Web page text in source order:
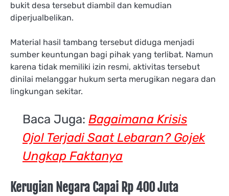
bukit desa tersebut diambil dan kemudian
diperjualbelikan.
Material hasil tambang tersebut diduga menjadi
sumber keuntungan bagi pihak yang terlibat. Namun
karena tidak memiliki izin resmi, aktivitas tersebut
dinilai melanggar hukum serta merugikan negara dan
lingkungan sekitar.
Baca Juga: Bagaimana Krisis
Ojol Terjadi Saat Lebaran? Gojek
Ungkap Faktanya
Kerugian Negara Capai Rp 400 Juta